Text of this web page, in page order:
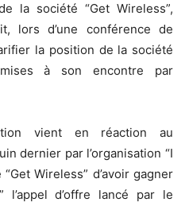
la société “Get Wireless”,
lors d’une conférence de
la position de la société
à son encontre par
vient en réaction au
dernier par l’organisation “I
Wireless” d’avoir gagner
l’appel d’offre lancé par le